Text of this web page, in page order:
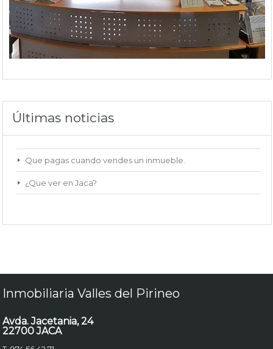
Últimas noticias
Que pagas cuando vendes un inmueble.
¿Que ver en Jaca?
Inmobiliaria Valles del Pirineo
Avda. Jacetania, 24
22700 JACA